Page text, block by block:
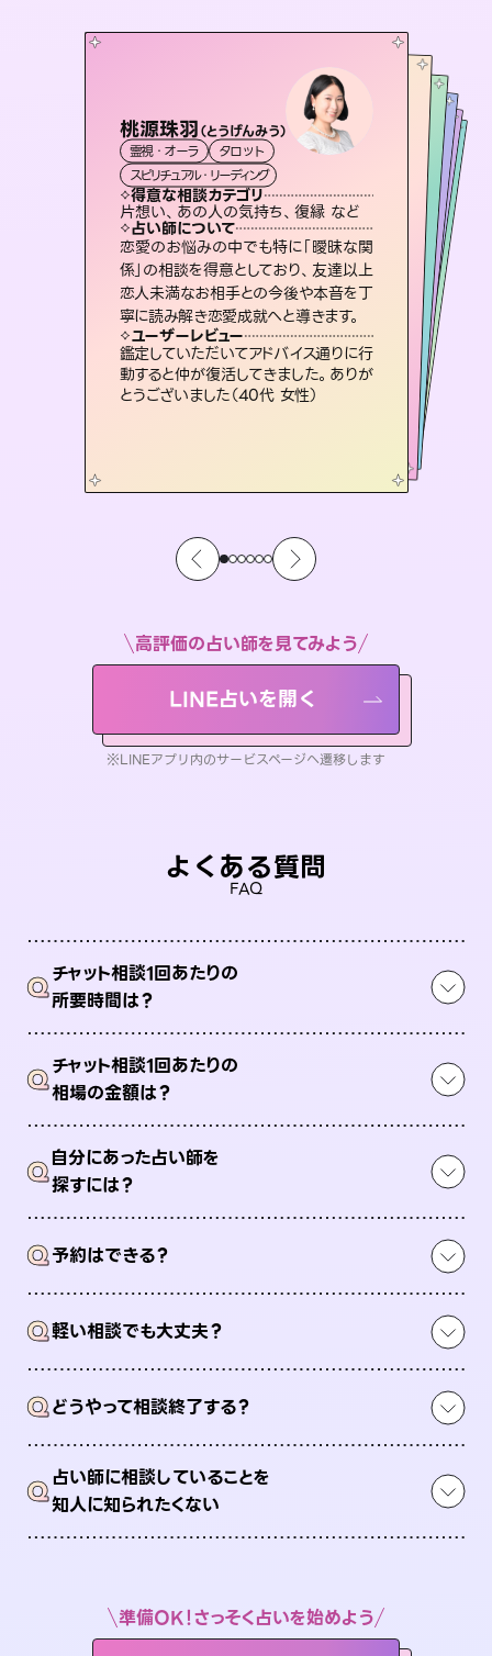
桃源珠羽（とうげんみう）
霊視・オーラ
タロット
スピリチュアル・リーディング
得意な相談カテゴリ
片想い、あの人の気持ち、復縁 など
占い師について
恋愛のお悩みの中でも特に「曖昧な関
係」の相談を得意としており、友達以上
恋人未満なお相手との今後や本音を丁
寧に読み解き恋愛成就へと導きます。
ユーザーレビュー
鑑定していただいてアドバイス通りに行
動すると仲が復活してきました。ありが
とうございました（40代 女性）
おう 霊感オラクル
霊視・オーラ
オラクルカード
得意な相談カテゴリ
恋愛総合、あの人の気持ち など
占い師について
霊視×オラクルカードを使って「今」と
「未来」そして「気になるあの人の気持
ち」まで丁寧に読み解き、恋や人生のヒ
ントを優しく引き出します。
ユーザーレビュー
不安な気持ちが嘘みたいに晴れまし
た…！よく視えていらっしゃるんだなと
感じました（40代 女性）
セラピスト理恵
霊視・オーラ
スピリチュアル・リーディング
得意な相談カテゴリ
片想い、二人の未来、年の差 など
占い師について
連絡再開、復縁、成就などの報告実績
多数。セラピストとして2万超の施術経
験があるからこそできる鑑定で、より良
い未来をサポートします。
ユーザーレビュー
とても心温まる鑑定でした。しかもこち
らは何も言っていないのに視えていらっ
しゃるんだなと驚きです（30代女性）
未来視師＊花
霊視・オーラ
スピリチュアル・リーディング
得意な相談カテゴリ
出逢い、片想い、復縁 など
占い師について
未来には何パターンもの選択肢があります。不安で視えにくくなっているあなたの素敵な未来を見つけ、その未来を選択できるようアドバイスします。
ユーザーレビュー
職場の人の性質や人間関係、本心など
本当によく視えていてびっくり。対策が
打てて前向きになれます（40代）
アイリス -iris-
西洋占星術
ルーン
得意な相談カテゴリ
恋愛総合、片想い、二人の未来 など
占い師について
復縁、恋愛、不倫の行方、同性愛や片
思い、仕事関係や借金問題まで知りた
いことや心の負担になっていることを
紐解き、背中をそっと押して導きます。
ユーザーレビュー
安心感のあり、言い切ってくれる所や濁
さない鑑定のおかげで、毎回自分の気
持ちを整えられます（30代 男性）
彗望（すいぼう
霊視・オーラ
スピリチュアル・リーディング
得意な相談カテゴリ
片想い、あの人の気持ち、復縁 など
占い師について
3,700年以上の歴史を持つ東洋最古の
占術「易占」で詳細まで占い、幸せへ向
かう道筋を示します。厳しい結果にも具
体的な対策をお伝えします。
ユーザーレビュー
複雑な背景もしっかり聞いて鑑定して
いただけました。気持ちが楽になりまし
た（50代 女性）
高評価の占い師を見てみよう
LINE占いを開く
※LINEアプリ内のサービスページへ遷移します
よくある質問
FAQ
Qチャット相談1回あたりの
所要時間は？
Qチャット相談1回あたりの
相場の金額は？
Q自分にあった占い師を
探すには？
Q予約はできる？
Q軽い相談でも大丈夫？
Qどうやって相談終了する？
Q占い師に相談していることを
知人に知られたくない
準備OK！さっそく占いを始めよう